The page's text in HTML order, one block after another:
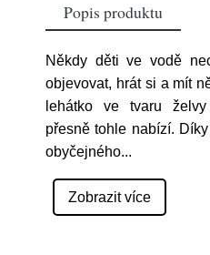
Popis produktu
Někdy děti ve vodě
objevovat, hrát si a mít
lehátko ve tvaru
přesně tohle nabízí.
obyčejného...
Zobrazit více